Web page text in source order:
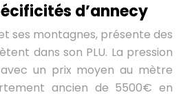
d’annecy
ses montagnes, présente des
dans son PLU. La pression
un prix moyen au mètre
ancien de 5500€ en